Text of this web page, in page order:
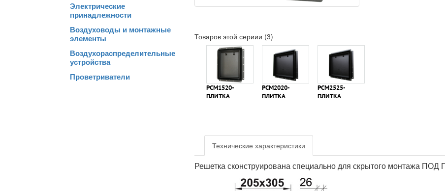
Электрические
принадлежности
Воздуховоды и монтажные
элементы
Воздухораспределительные
устройства
Проветриватели
Товаров этой сериии (3)
РСМ1520-
ПЛИТКА
РСМ2020-
ПЛИТКА
РСМ2525-
ПЛИТКА
Технические характеристики
Решетка сконструирована специально для скрытого монтажа ПОД